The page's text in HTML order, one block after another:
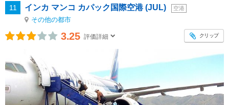
11 インカ マンコ カパック国際空港 (JUL) 空港
その他の都市
3.25 評価詳細 クリップ